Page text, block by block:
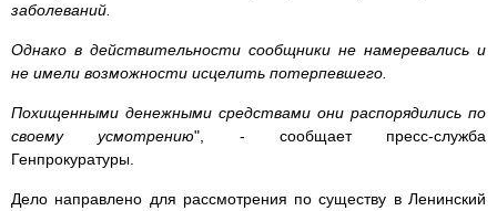
заболеваний.
Однако в действительности сообщники не намеревались и
не имели возможности исцелить потерпевшего.
Похищенными денежными средствами они распорядились по
своему усмотрению", - сообщает пресс-служба
Генпрокуратуры.
Дело направлено для рассмотрения по существу в Ленинский